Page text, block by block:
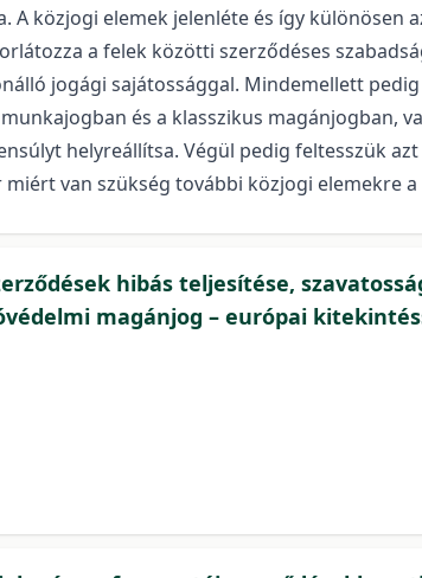
közjogi elemek jelenléte és így különösen
a felek közötti szerződéses
jogági sajátossággal. Mindemellett
és a klasszikus magánjogban,
helyreállítsa. Végül pedig feltesszük
van szükség további közjogi elemekre
hibás teljesítése,
magánjog – európai